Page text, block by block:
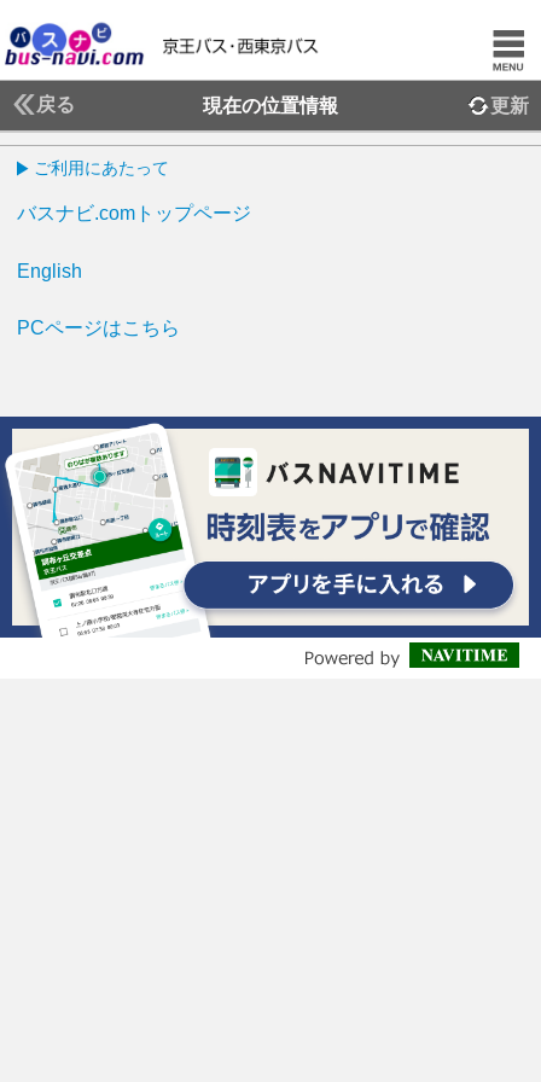
戻る 現在の位置情報 更新
ご利用にあたって
バスナビ.comトップページ
English
PCページはこちら